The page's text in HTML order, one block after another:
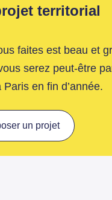
territorial
faites est beau et
serez peut-être
Paris en fin d’année.
un projet